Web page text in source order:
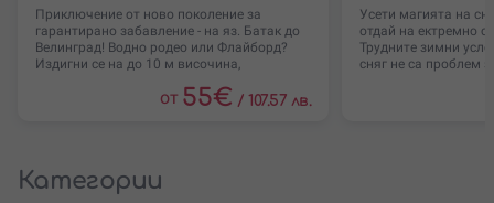
Приключение от ново поколение за
гарантирано забавление - на яз. Батак до
Велинград! Водно родео или Флайборд?
Издигни се на до 10 м височина,
от 55€ / 107.57 лв.
Усети магията на
отдай на ектремно
Трудните зимни
сняг не са проблем
Категории